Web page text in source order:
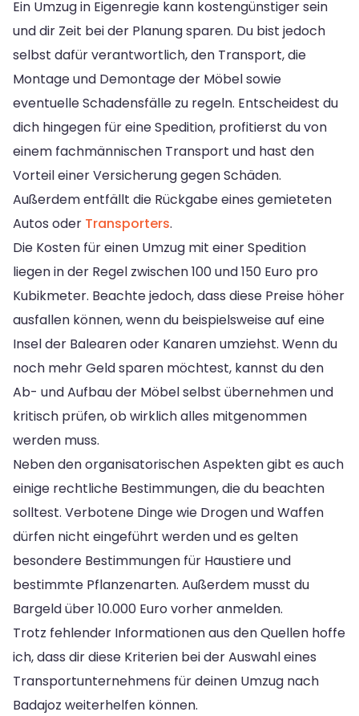
Ein Umzug in Eigenregie kann kostengünstiger sein
und dir Zeit bei der Planung sparen. Du bist jedoch
selbst dafür verantwortlich, den Transport, die
Montage und Demontage der Möbel sowie
eventuelle Schadensfälle zu regeln. Entscheidest du
dich hingegen für eine Spedition, profitierst du von
einem fachmännischen Transport und hast den
Vorteil einer Versicherung gegen Schäden.
Außerdem entfällt die Rückgabe eines gemieteten
Autos oder Transporters.
Die Kosten für einen Umzug mit einer Spedition
liegen in der Regel zwischen 100 und 150 Euro pro
Kubikmeter. Beachte jedoch, dass diese Preise höher
ausfallen können, wenn du beispielsweise auf eine
Insel der Balearen oder Kanaren umziehst. Wenn du
noch mehr Geld sparen möchtest, kannst du den
Ab- und Aufbau der Möbel selbst übernehmen und
kritisch prüfen, ob wirklich alles mitgenommen
werden muss.
Neben den organisatorischen Aspekten gibt es auch
einige rechtliche Bestimmungen, die du beachten
solltest. Verbotene Dinge wie Drogen und Waffen
dürfen nicht eingeführt werden und es gelten
besondere Bestimmungen für Haustiere und
bestimmte Pflanzenarten. Außerdem musst du
Bargeld über 10.000 Euro vorher anmelden.
Trotz fehlender Informationen aus den Quellen hoffe
ich, dass dir diese Kriterien bei der Auswahl eines
Transportunternehmens für deinen Umzug nach
Badajoz weiterhelfen können.